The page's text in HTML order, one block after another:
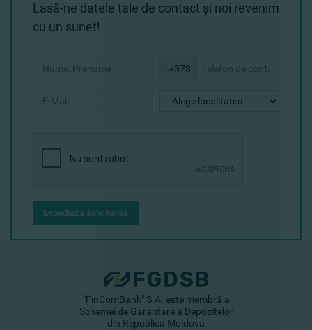
Lasă-ne datele tale de contact şi noi revenim
cu un sunet!
+373
Expediază solicitarea
"FinComBank" S.A. este membră a
Schemei de Garantare a Depozitelor
din Republica Moldova